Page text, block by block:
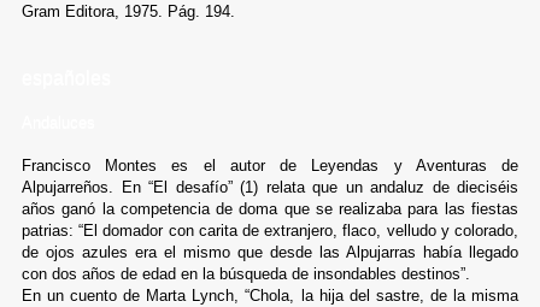
Gram Editora, 1975. Pág. 194.
Francisco Montes es el autor de Leyendas y Aventuras de
Alpujarreños. En “El desafío” (1) relata que un andaluz de dieciséis
años ganó la competencia de doma que se realizaba para las fiestas
patrias: “El domador con carita de extranjero, flaco, velludo y colorado,
de ojos azules era el mismo que desde las Alpujarras había llegado
con dos años de edad en la búsqueda de insondables destinos”.
En un cuento de Marta Lynch, “Chola, la hija del sastre, de la misma